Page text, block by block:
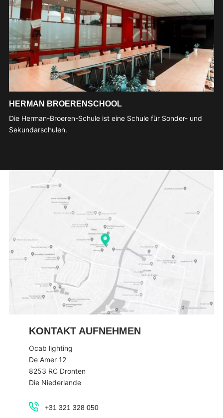
HERMAN BROERENSCHOOL
Die Herman-Broeren-Schule ist eine Schule für Sonder- und
Sekundarschulen.
KONTAKT AUFNEHMEN
Ocab lighting
De Amer 12
8253 RC Dronten
Die Niederlande
+31 321 328 050